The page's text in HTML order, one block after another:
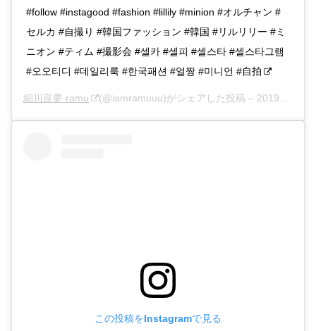
#follow #instagood #fashion #lillily #minion #オルチャン #
セルカ #自撮り #韓国ファッション #韓国 #リルリリー #ミ
ニオン #ティム #撮影会 #셀카 #셀피 #셀스타 #셀스타그램
#오오티디 #데일리룩 #한국패션 #얼짱 #미니언 #自拍
細川良夢 ramu (@iamramuuu)がシェアした投稿 – 2019年 9月月30日午後6時03分PDT
この投稿をInstagramで見る